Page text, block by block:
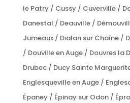
le Patry / Cussy / Cuverville /
Danestal / Deauville /
Jumeaux / Dialan sur Chaîne /
/ Douville en Auge / Douvres la
Drubec / Ducy Sainte
Englesqueville en Auge /
Épaney / Épinay sur Odon /